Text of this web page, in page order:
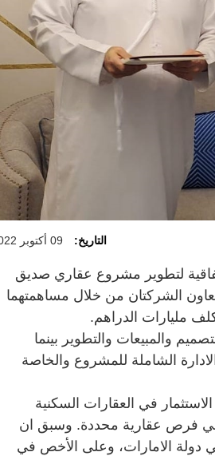
التاريخ: 09 أكتوبر 2022
لتطوير مشروع عقاري صديق
الشركتان من خلال مساهمتهما
مليارات الدراهم.
والمبيعات والتطوير بينما
الشاملة للمشروع والخاصة
في العقارات السكنية
وفي فرص عقارية محددة. وسبق ان
في دولة الامارات، وعلى الأخص في